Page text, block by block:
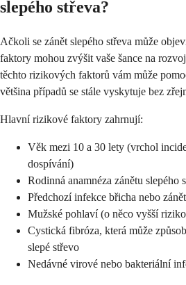
slepého střeva?
Ačkoli se zánět slepého střeva může
faktory mohou zvýšit vaše šance na
těchto rizikových faktorů vám může
většina případů se stále vyskytuje bez
Hlavní rizikové faktory zahrnují:
Věk mezi 10 a 30 lety (vrchol
dospívání)
Rodinná anamnéza zánětu slepého
Předchozí infekce břicha nebo
Mužské pohlaví (o něco vyšší
Cystická fibróza, která může
slepé střevo
Nedávné virové nebo bakteriální